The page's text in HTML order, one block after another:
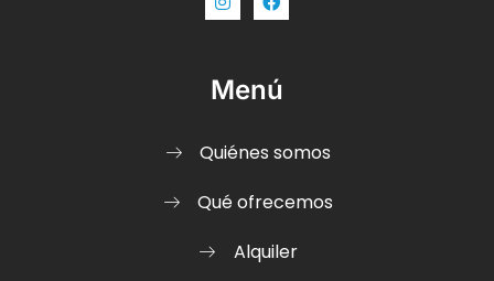
Menú
Quiénes somos
Qué ofrecemos
Alquiler